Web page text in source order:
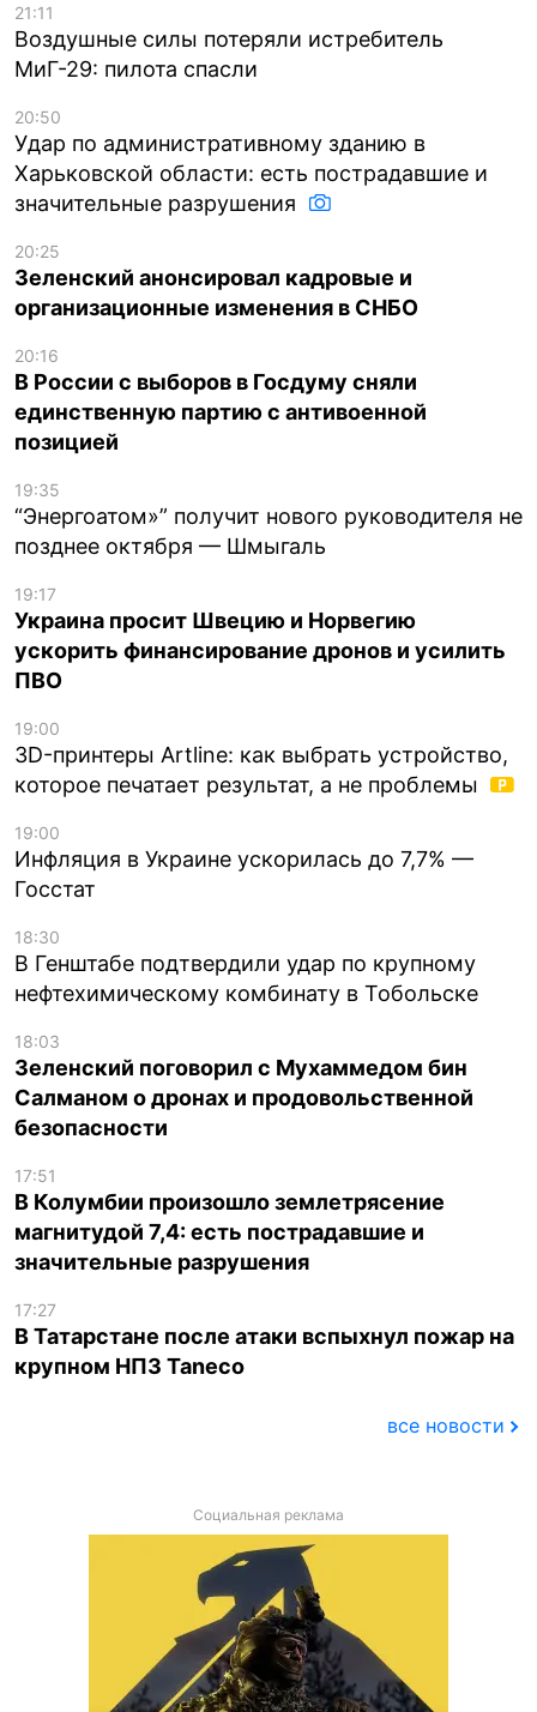
21:11
Воздушные силы потеряли истребитель
МиГ-29: пилота спасли
20:50
Удар по административному зданию в
Харьковской области: есть пострадавшие и
значительные разрушения
20:25
Зеленский анонсировал кадровые и
организационные изменения в СНБО
20:16
В России с выборов в Госдуму сняли
единственную партию с антивоенной
позицией
19:35
“Энергоатом»” получит нового руководителя не
позднее октября — Шмыгаль
19:17
Украина просит Швецию и Норвегию
ускорить финансирование дронов и усилить
ПВО
19:00
3D-принтеры Artline: как выбрать устройство,
которое печатает результат, а не проблемы
19:00
Инфляция в Украине ускорилась до 7,7% —
Госстат
18:30
В Генштабе подтвердили удар по крупному
нефтехимическому комбинату в Тобольске
18:03
Зеленский поговорил с Мухаммедом бин
Салманом о дронах и продовольственной
безопасности
17:51
В Колумбии произошло землетрясение
магнитудой 7,4: есть пострадавшие и
значительные разрушения
17:27
В Татарстане после атаки вспыхнул пожар на
крупном НПЗ Taneco
все новости
Социальная реклама